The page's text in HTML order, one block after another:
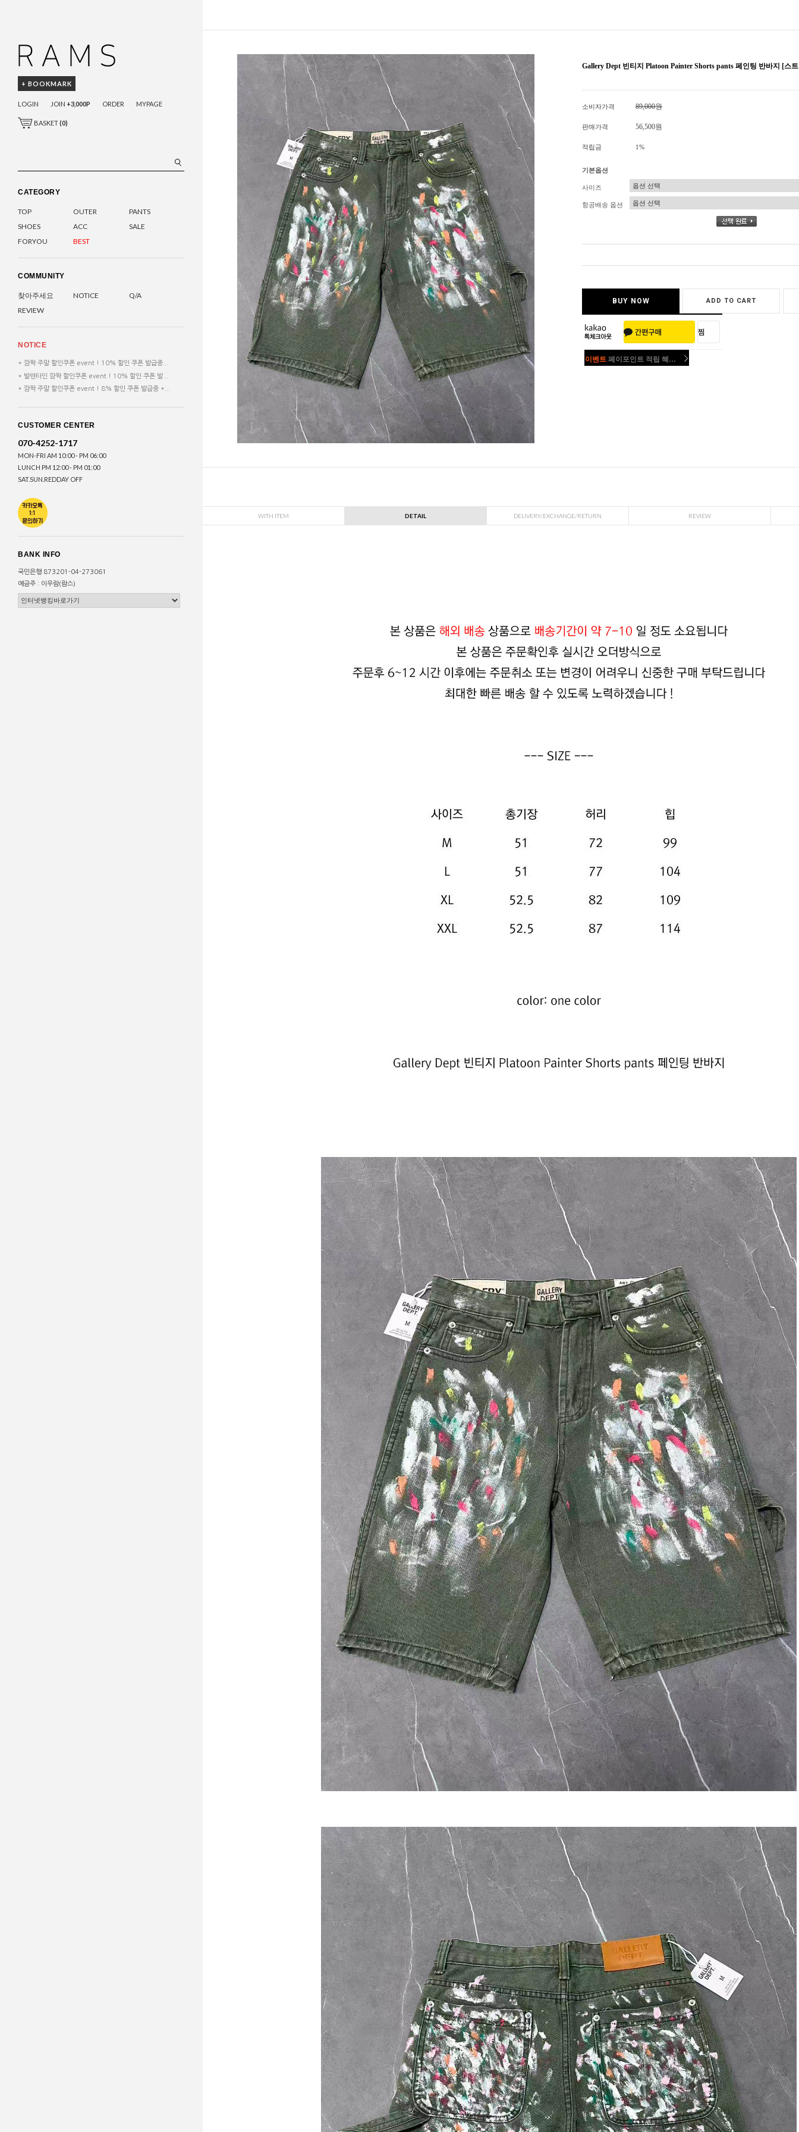
+ BOOKMARK
LOGIN JOIN +3,000P ORDER MYPAGE
BASKET(0)
CATEGORY
TOP OUTER
PANTS
SHOES
ACC
SALE
FORYOU
BEST
COMMUNITY
찾아주세요 NOTICE
Q/A
REVIEW
NOTICE
* 깜짝 주말 할인쿠폰 event ! 10% 할인 쿠폰 발급중...
* 발렌타인 깜짝 할인쿠폰 event ! 10% 할인 쿠폰 발...
* 깜짝 주말 할인쿠폰 event ! 8% 할인 쿠폰 발급중 *...
CUSTOMER CENTER
070-4252-1717
MON-FRI AM 10:00 - PM 06:00
LUNCH PM 12:00 - PM 01:00
SAT.SUN.REDDAY OFF
BANK INFO
국민은행 873201-04-273061
예금주 : 이우람(람스)
Gallery Dept 빈티지 Platoon Painter Shorts pants 페인팅 반바지 [스
소비자가격 89,000원
판매가격 56,500원
적립금 1%
기본옵션
사이즈
항공배송 옵션
BUY NOW ADD TO CART
이벤트 페이포인트 적립 혜택 2배 UP!
WITH ITEM DETAIL DELIVERY/EXCHANGE/RETURN REVIEW